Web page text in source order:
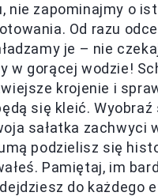
nie zapominajmy o
Od razu
je – nie
w gorącej wodzie!
krojenie i
się kleić. Wyobraź
sałatka zachwyci
podzielisz się
Pamiętaj, im
do każdego